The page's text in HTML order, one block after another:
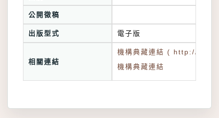
公開徵稿
出版型式 電子版
相關連結
機構典藏連結 ( http://
機構典藏連結